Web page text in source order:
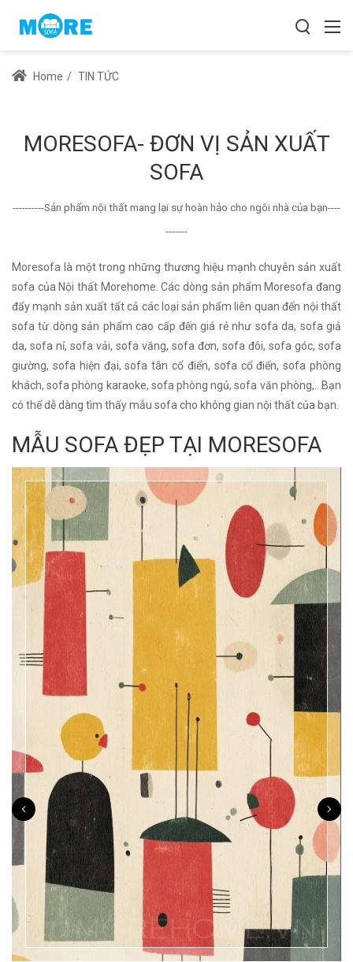
Home / TIN TỨC
MORESOFA- ĐƠN VỊ SẢN XUẤT
SOFA
----------Sản phẩm nội thất mang lại sự hoàn hảo cho ngôi nhà của bạn----
-------
Moresofa là một trong những thương hiệu mạnh chuyên sản xuất
sofa của Nội thất Morehome. Các dòng sản phẩm Moresofa đang
đẩy mạnh sản xuất tất cả các loại sản phẩm liên quan đến nội thất
sofa từ dòng sản phẩm cao cấp đến giá rẻ như sofa da, sofa giả
da, sofa nỉ, sofa vải, sofa văng, sofa đơn, sofa đôi, sofa góc, sofa
giường, sofa hiện đại, sofa tân cổ điển, sofa cổ điển, sofa phòng
khách, sofa phòng karaoke, sofa phòng ngủ, sofa văn phòng,.. Bạn
có thể dễ dàng tìm thấy mẫu sofa cho không gian nội thất của bạn.
MẪU SOFA ĐẸP TẠI MORESOFA